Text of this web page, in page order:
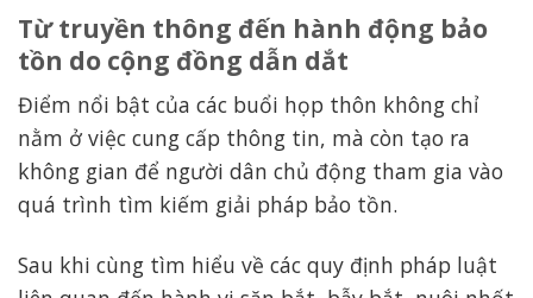
Từ truyền thông đến hành động bảo
tồn do cộng đồng dẫn dắt
Điểm nổi bật của các buổi họp thôn không chỉ
nằm ở việc cung cấp thông tin, mà còn tạo ra
không gian để người dân chủ động tham gia vào
quá trình tìm kiếm giải pháp bảo tồn.
Sau khi cùng tìm hiểu về các quy định pháp luật